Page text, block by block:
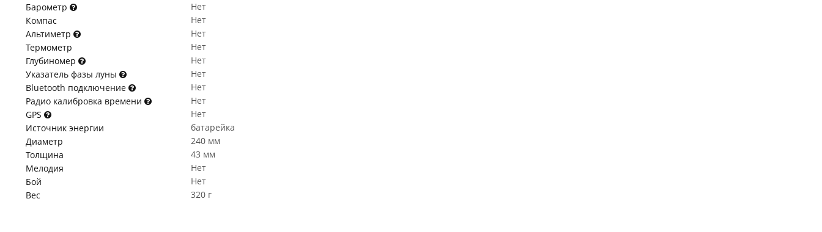
Барометр
Нет
Компас
Нет
Альтиметр
Нет
Термометр
Нет
Глубиномер
Нет
Указатель фазы луны
Нет
Bluetooth подключение
Нет
Радио калибровка времени
Нет
GPS
Нет
Источник энергии
батарейка
Диаметр
240 мм
Толщина
43 мм
Мелодия
Нет
Бой
Нет
Вес
320 г